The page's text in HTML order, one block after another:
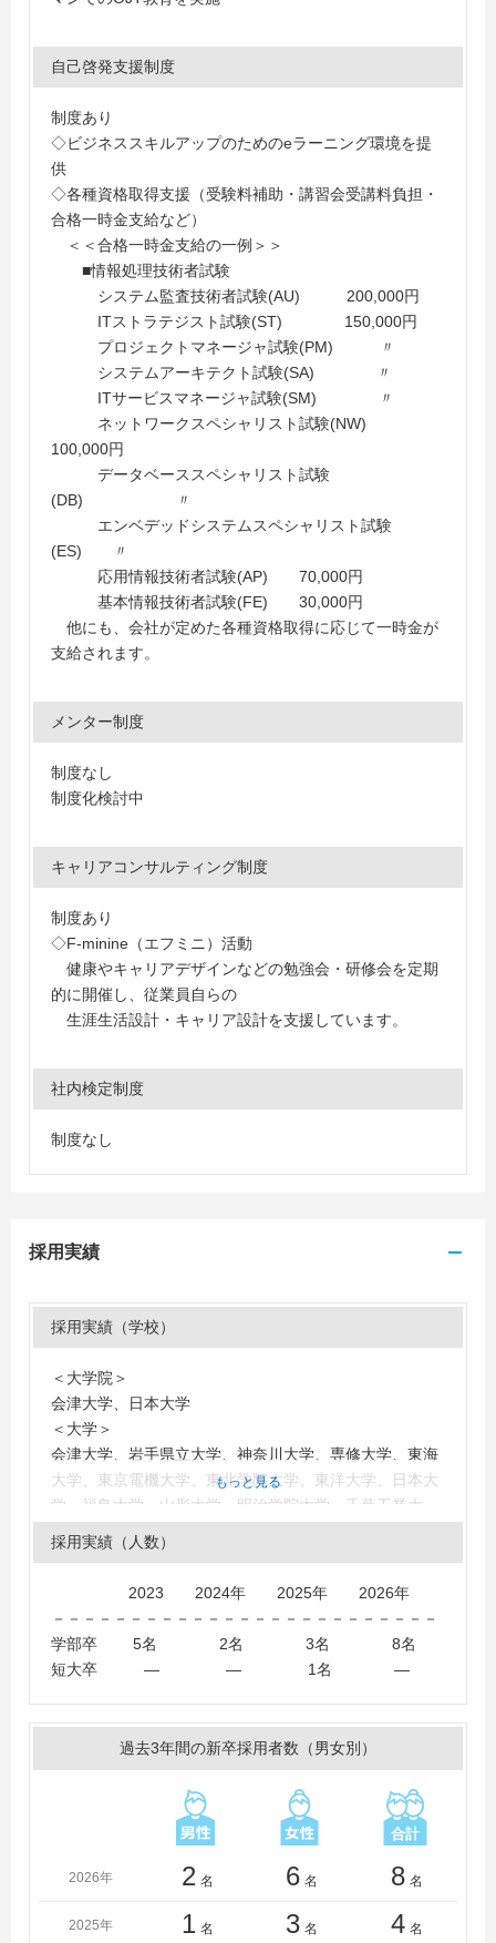
自己啓発支援制度
制度あり
◇ビジネススキルアップのためのeラーニング環境を提
供
◇各種資格取得支援（受験料補助・講習会受講料負担・
合格一時金支給など）
＜＜合格一時金支給の一例＞＞
■情報処理技術者試験
システム監査技術者試験(AU) 200,000円
ITストラテジスト試験(ST) 150,000円
プロジェクトマネージャ試験(PM) 〃
システムアーキテクト試験(SA) 〃
ITサービスマネージャ試験(SM) 〃
ネットワークスペシャリスト試験(NW)
100,000円
データベーススペシャリスト試験
(DB) 〃
エンベデッドシステムスペシャリスト試験
(ES) 〃
応用情報技術者試験(AP) 70,000円
基本情報技術者試験(FE) 30,000円
他にも、会社が定めた各種資格取得に応じて一時金が
支給されます。
メンター制度
制度なし
制度化検討中
キャリアコンサルティング制度
制度あり
◇F-minine（エフミニ）活動
健康やキャリアデザインなどの勉強会・研修会を定期
的に開催し、従業員自らの
生涯生活設計・キャリア設計を支援しています。
社内検定制度
制度なし
採用実績
採用実績（学校）
＜大学院＞
会津大学、日本大学
＜大学＞
会津大学、岩手県立大学、神奈川大学、専修大学、東海
大学、東京電機大学、東北学院大学、東洋大学、日本大
学、福島大学、山形大学、明治学院大学、千葉工業大
学、千葉商科大学、成城大学、拓殖大学、獨協大学、明
治大学、青山学院大学、工学院大学、東京情報大学、近
もっと見る
採用実績（人数）
2023 2024年 2025年 2026年
－－－－－－－－－－－－－－－－－－－－－－－－－
学部卒 5名 2名 3名 8名
短大卒 ― ― 1名 ―
過去3年間の新卒採用者数（男女別）
2026年 2 名 6 名 8 名
2025年 1 名 3 名 4 名